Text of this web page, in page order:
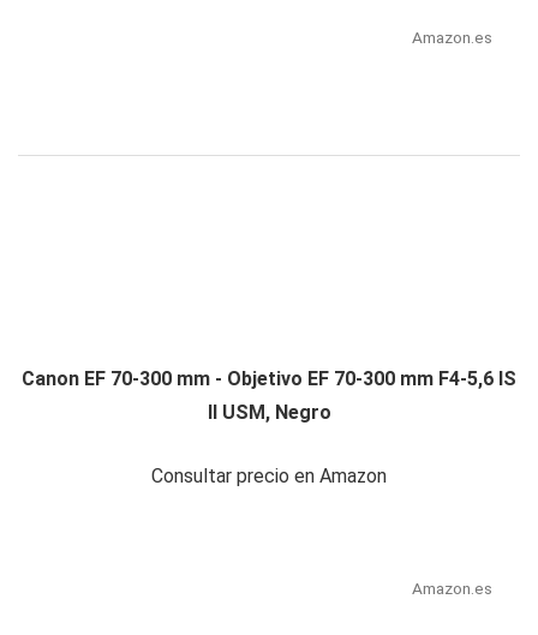
Amazon.es
Canon EF 70-300 mm - Objetivo EF 70-300 mm F4-5,6 IS
II USM, Negro
Consultar precio en Amazon
Amazon.es